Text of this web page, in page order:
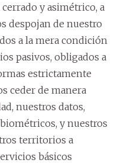
y asimétrico, a
despojan de nuestro
a la mera condición
pasivos, obligados a
estrictamente
ceder de manera
nuestros datos,
y nuestros
territorios a
básicos